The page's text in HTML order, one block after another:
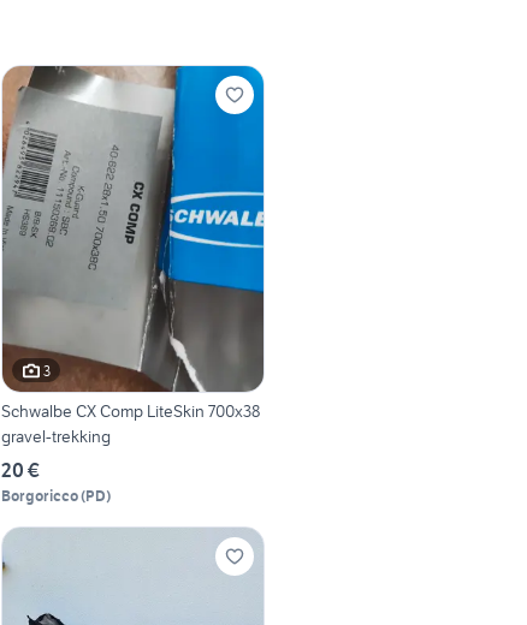
3
Schwalbe CX Comp LiteSkin 700x38
gravel-trekking
20 €
Borgoricco(PD)